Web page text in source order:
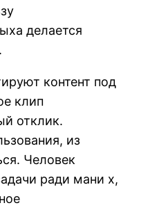
делается
контент под
клип
отклик.
из
Человек
ради мани х,